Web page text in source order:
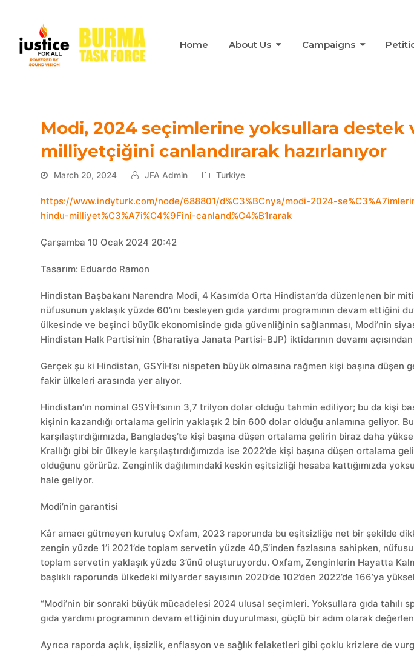
Home About Us Campaigns
Modi, 2024 seçimlerine yoksullara destek
milliyetçiğini canlandırarak hazırlanıyor
March 20, 2024 JFA Admin Turkiye
https://www.indyturk.com/node/688801/d%C3%BCnya/modi-2024-
hindu-milliyet%C3%A7i%C4%9Fini-canland%C4%B1rarak
Çarşamba 10 Ocak 2024 20:42
Tasarım: Eduardo Ramon
Hindistan Başbakanı Narendra Modi, 4 Kasım’da Orta Hindistan’da düzenlenen bir
nüfusunun yaklaşık yüzde 60’ını besleyen gıda yardımı programının devam ettiğini
ülkesinde ve beşinci büyük ekonomisinde gıda güvenliğinin sağlanması, Modi’nin
Hindistan Halk Partisi’nin (Bharatiya Janata Partisi-BJP) iktidarının devamı
Gerçek şu ki Hindistan, GSYİH’sı nispeten büyük olmasına rağmen kişi başına düşen
fakir ülkeleri arasında yer alıyor.
Hindistan’ın nominal GSYİH’sının 3,7 trilyon dolar olduğu tahmin ediliyor; bu da kişi
kişinin kazandığı ortalama gelirin yaklaşık 2 bin 600 dolar olduğu anlamına geliyor.
karşılaştırdığımızda, Bangladeş’te kişi başına düşen ortalama gelirin biraz daha
Krallığı gibi bir ülkeyle karşılaştırdığımızda ise 2022’de kişi başına düşen ortalama
olduğunu görürüz. Zenginlik dağılımındaki keskin eşitsizliği hesaba kattığımızda
hale geliyor.
Modi’nin garantisi
Kâr amacı gütmeyen kuruluş Oxfam, 2023 raporunda bu eşitsizliğe net bir şekilde
zengin yüzde 1’i 2021’de toplam servetin yüzde 40,5’inden fazlasına sahipken,
toplam servetin yaklaşık yüzde 3’ünü oluşturuyordu. Oxfam, Zenginlerin Hayatta
başlıklı raporunda ülkedeki milyarder sayısının 2020’de 102’den 2022’de 166’ya
“Modi’nin bir sonraki büyük mücadelesi 2024 ulusal seçimleri. Yoksullara gıda tahılı
gıda yardımı programının devam ettiğinin duyurulması, güçlü bir adım olarak
Ayrıca raporda açlık, işsizlik, enflasyon ve sağlık felaketleri gibi çoklu krizlere de